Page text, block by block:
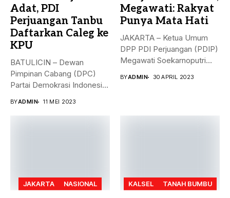
Adat, PDI
Perjuangan Tanbu
Daftarkan Caleg ke
KPU
BATULICIN – Dewan
Pimpinan Cabang (DPC)
Partai Demokrasi Indonesia
BYADMIN 11 MEI 2023
Megawati: Rakyat
Punya Mata Hati
JAKARTA – Ketua Umum
DPP PDI Perjuangan (PDIP)
Megawati Soekarnoputri
BYADMIN 30 APRIL 2023
JAKARTA NASIONAL KALSEL TANAH BUMBU